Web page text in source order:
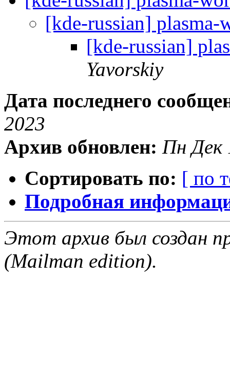
[kde-russian] plasma-
[kde-russian]
Yavorskiy
Дата последнего
2023
Архив обновлен: Пн Дек
Сортировать по: [ по
Подробная
Этот архив был создан
(Mailman edition).